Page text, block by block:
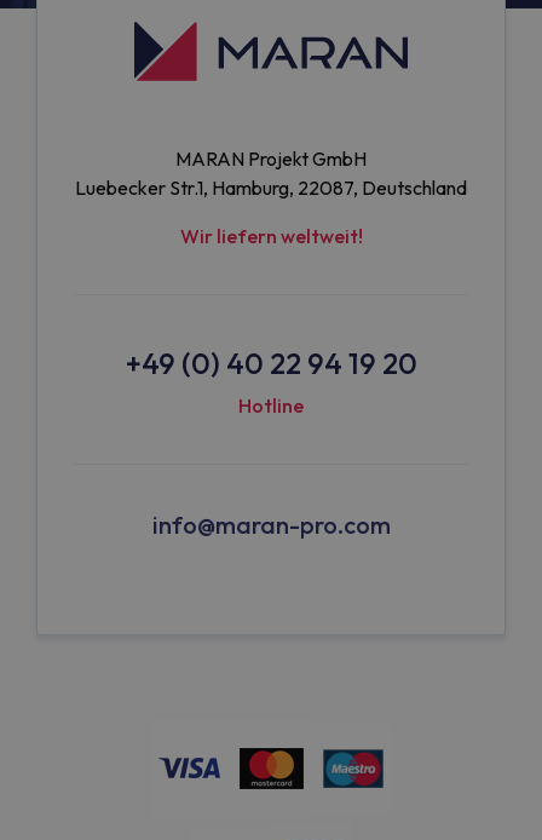
MARAN Projekt GmbH
Luebecker Str.1, Hamburg, 22087, Deutschland
Wir liefern weltweit!
+49 (0) 40 22 94 19 20
Hotline
info@maran-pro.com